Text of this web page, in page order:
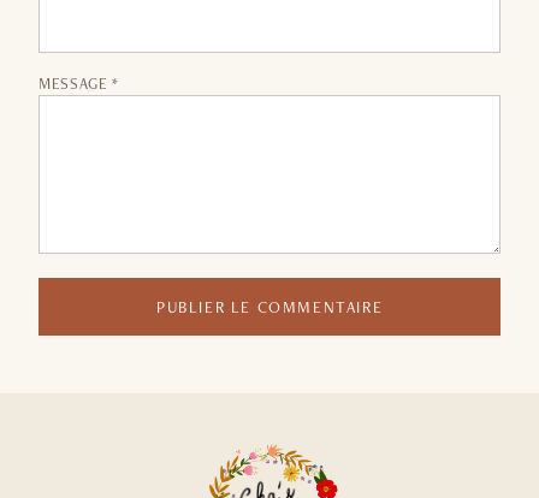
MESSAGE *
PUBLIER LE COMMENTAIRE